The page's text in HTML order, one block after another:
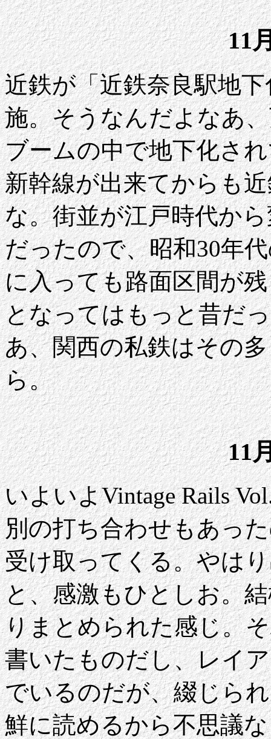
11
近鉄が「近鉄奈良駅地
施。そうなんだよなあ
ブームの中で地下化さ
新幹線が出来てからも
な。街並が江戸時代か
だったので、昭和30年
に入っても路面区間が
となってはもっと昔だ
あ、関西の私鉄はその
ら。
11
いよいよVintage Rails
別の打ち合わせもあっ
受け取ってくる。やは
と、感激もひとしお。
りまとめられた感じ。
書いたものだし、レイ
でいるのだが、綴じら
鮮に読めるから不思議